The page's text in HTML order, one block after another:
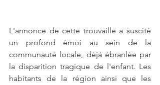
L'annonce de cette trouvaille a suscité
un profond émoi au sein de la
communauté locale, déjà ébranlée par
la disparition tragique de l'enfant. Les
habitants de la région ainsi que les